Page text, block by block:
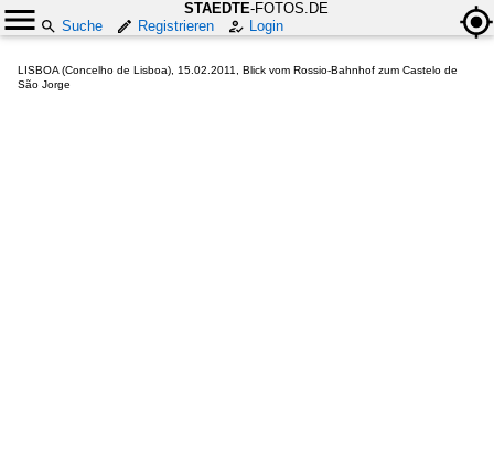
STAEDTE-FOTOS.DE
Suche
Registrieren Login
LISBOA (Concelho de Lisboa), 15.02.2011, Blick vom Rossio-Bahnhof zum Castelo de
São Jorge